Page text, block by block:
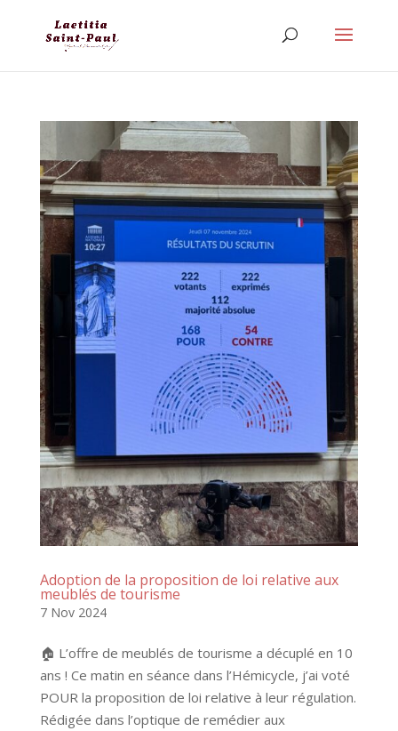
Adoption de la proposition de loi relative aux
meublés de tourisme
7 Nov 2024
🏠 L’offre de meublés de tourisme a décuplé en 10
ans ! Ce matin en séance dans l’Hémicycle, j’ai voté
POUR la proposition de loi relative à leur régulation.
Rédigée dans l’optique de remédier aux